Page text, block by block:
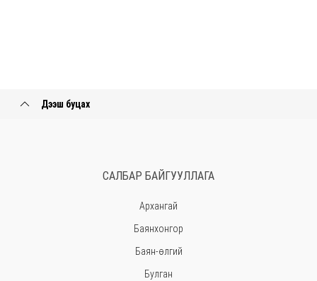
Дээш буцах
САЛБАР БАЙГУУЛЛАГА
Архангай
Баянхонгор
Баян-өлгий
Булган